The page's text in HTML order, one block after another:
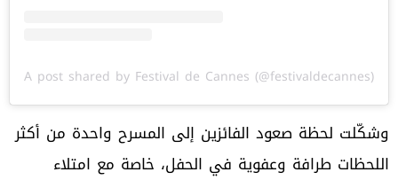
A post shared by Festival de Cannes (@festivaldecannes)
وشكّلت لحظة صعود الفائزين إلى المسرح واحدة من أكثر
اللحظات طرافة وعفوية في الحفل، خاصة مع امتلاء